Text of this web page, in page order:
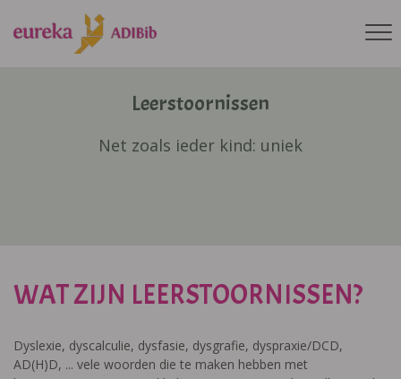
Leerstoornissen
Net zoals ieder kind: uniek
WAT ZIJN LEERSTOORNISSEN?
Dyslexie, dyscalculie, dysfasie, dysgrafie, dyspraxie/DCD,
AD(H)D, ... vele woorden die te maken hebben met